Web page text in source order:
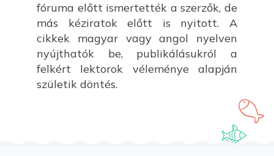
fóruma előtt ismertették a szerzők, de
más kéziratok előtt is nyitott. A
cikkek magyar vagy angol nyelven
nyújthatók be, publikálásukról a
felkért lektorok véleménye alapján
születik döntés.